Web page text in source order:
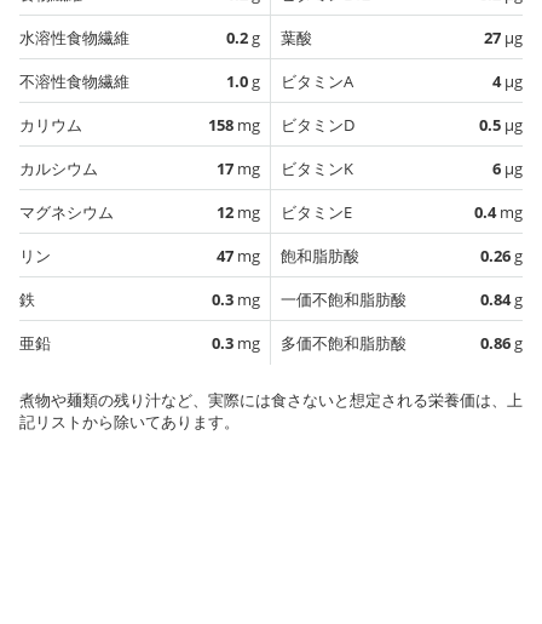
水溶性食物繊維
0.2g
不溶性食物繊維
1.0g
カリウム
158 mg
カルシウム
17 mg
マグネシウム
12 mg
リン
47 mg
鉄
0.3 mg
亜鉛
0.3 mg
葉酸
27 µg
ビタミンA
4µg
ビタミンD
0.5 µg
ビタミンK
6 µg
ビタミンE
0.4mg
飽和脂肪酸
0.26g
一価不飽和脂肪酸
0.84g
多価不飽和脂肪酸
0.86g
煮物や麺類の残り汁など、実際には食さないと想定される栄養価は、上
記リストから除いてあります。